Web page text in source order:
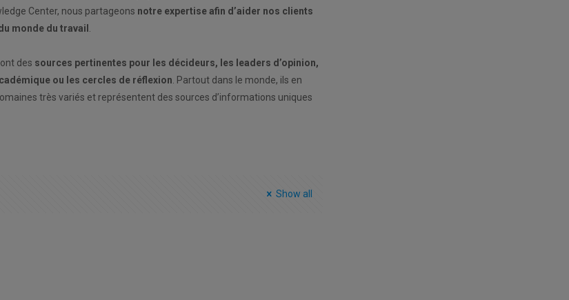
Center, nous partageons notre expertise afin d’aider nos clients
monde du travail
des sources pertinentes pour les décideurs, les leaders d’opinion,
ou les cercles de réflexion . Partout dans le monde, ils en
très variés et représentent des sources d’informations uniques
Show all